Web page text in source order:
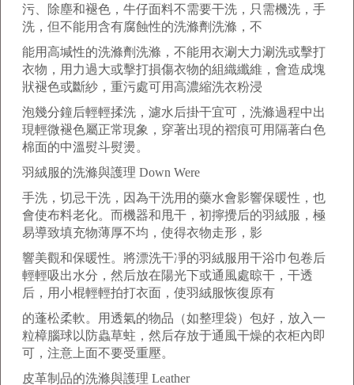
污、除塵和褪色，牛仔面料不需要干洗，只需機洗，手
洗，但不能用含有腐蝕性的洗滌劑洗滌，不
能用高堿性的洗滌劑洗滌，不能用衣涮大力涮洗或擊打
衣物，用力過大或擊打損傷衣物的組織纖維，會造成塊
狀褪色或斷紗，重污處可用高濃縮洗衣粉浸
泡幾分鐘后輕輕揉洗，濾水后掛干宜可，洗滌過程中出
現輕微褪色屬正常現象，穿著出現的褶痕可用隔著白色
棉面的中溫熨斗熨燙。
羽絨服的洗滌與護理 Down Were
手洗，切忌干洗，因為干洗用的藥水會影響保暖性，也
會使布料老化。而機器和甩干，初擰攪后的羽絨服，極
易導致填充物薄厚不均，使得衣物走形，影
響美觀和保暖性。將漂洗干凈的羽絨服用干浴巾包卷后
輕輕吸出水分，然后放在陽光下或通風處晾干，干透
后，用小棍輕輕拍打衣面，使羽絨服恢復原有
的蓬松柔軟。用透氣的物品（如整理袋）包好，放入一
粒樟腦球以防蟲草蛀，然后存放于通風干燥的衣柜內即
可，注意上面不要受重壓。
皮革制品的洗滌與護理 Leather